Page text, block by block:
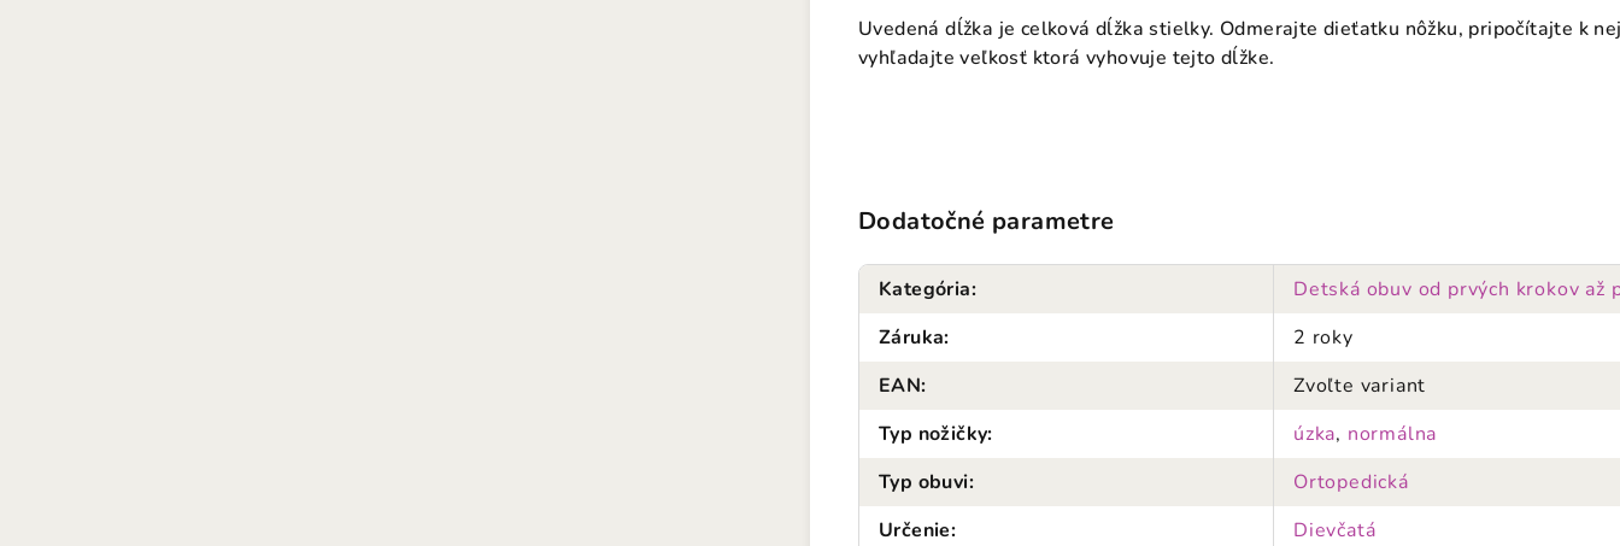
Uvedená dĺžka je celková dĺžka stielky. Odmerajte dieťatku nôžku, pripočítajte k
vyhľadajte veľkosť ktorá vyhovuje tejto dĺžke.
Dodatočné parametre
Kategória:
Detská obuv od prvých krokov až
Záruka:
2 roky
EAN:
Zvoľte variant
Typ nožičky: úzka, normálna
Typ obuvi:
Ortopedická
Určenie:
Dievčatá